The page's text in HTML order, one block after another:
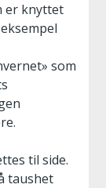
er knyttet
som
til side.
taushet